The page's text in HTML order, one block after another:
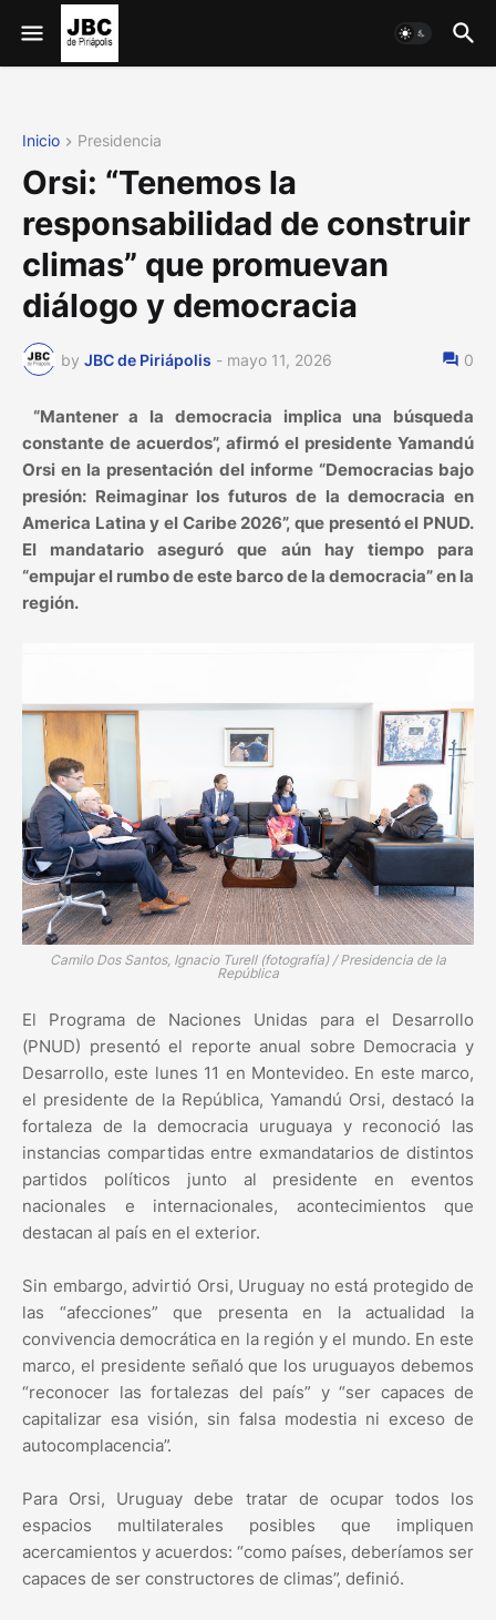
Inicio Presidencia
Orsi: “Tenemos la
responsabilidad de construir
climas” que promuevan
diálogo y democracia
by JBC de Piriápolis - mayo 11, 2026 0
“Mantener a la democracia implica una búsqueda
constante de acuerdos”, afirmó el presidente Yamandú
Orsi en la presentación del informe “Democracias bajo
presión: Reimaginar los futuros de la democracia en
America Latina y el Caribe 2026”, que presentó el PNUD.
El mandatario aseguró que aún hay tiempo para
“empujar el rumbo de este barco de la democracia” en la
región.
Camilo Dos Santos, Ignacio Turell (fotografía) / Presidencia de la
República
El Programa de Naciones Unidas para el Desarrollo
(PNUD) presentó el reporte anual sobre Democracia y
Desarrollo, este lunes 11 en Montevideo. En este marco,
el presidente de la República, Yamandú Orsi, destacó la
fortaleza de la democracia uruguaya y reconoció las
instancias compartidas entre exmandatarios de distintos
partidos políticos junto al presidente en eventos
nacionales e internacionales, acontecimientos que
destacan al país en el exterior.
Sin embargo, advirtió Orsi, Uruguay no está protegido de
las “afecciones” que presenta en la actualidad la
convivencia democrática en la región y el mundo. En este
marco, el presidente señaló que los uruguayos debemos
“reconocer las fortalezas del país” y “ser capaces de
capitalizar esa visión, sin falsa modestia ni exceso de
autocomplacencia”.
Para Orsi, Uruguay debe tratar de ocupar todos los
espacios multilaterales posibles que impliquen
acercamientos y acuerdos: “como países, deberíamos ser
capaces de ser constructores de climas”, definió.